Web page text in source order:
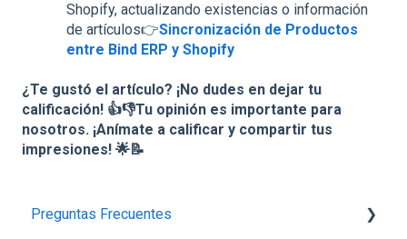
Shopify, actualizando existencias o información
de artículos👉Sincronización de Productos
entre Bind ERP y Shopify
¿Te gustó el artículo? ¡No dudes en dejar tu
calificación! 👍👎Tu opinión es importante para
nosotros. ¡Anímate a calificar y compartir tus
impresiones! 🌟📝
Preguntas Frecuentes